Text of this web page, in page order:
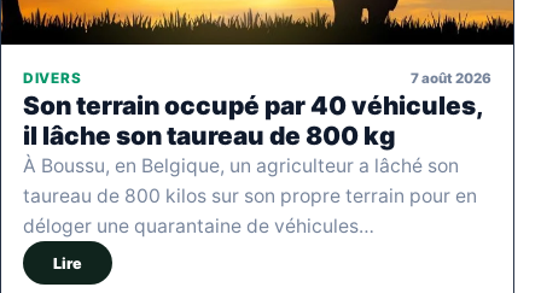
DIVERS 7 août 2026
Son terrain occupé par 40 véhicules,
il lâche son taureau de 800 kg
À Boussu, en Belgique, un agriculteur a lâché son
taureau de 800 kilos sur son propre terrain pour en
déloger une quarantaine de véhicules…
Lire